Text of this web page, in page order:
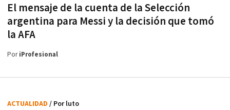
El mensaje de la cuenta de la Selección
argentina para Messi y la decisión que tomó
la AFA
PoriProfesional
ACTUALIDAD / Por luto